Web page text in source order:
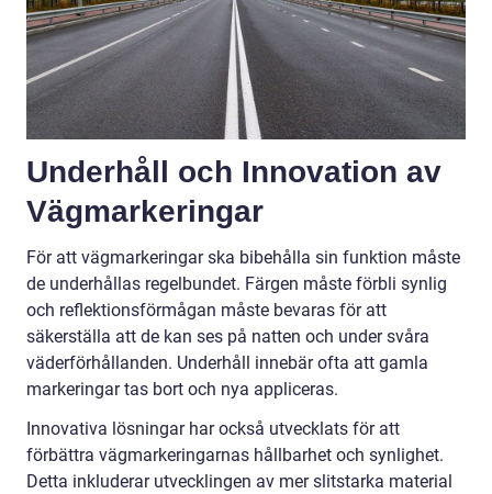
Underhåll och Innovation av
Vägmarkeringar
För att vägmarkeringar ska bibehålla sin funktion måste
de underhållas regelbundet. Färgen måste förbli synlig
och reflektionsförmågan måste bevaras för att
säkerställa att de kan ses på natten och under svåra
väderförhållanden. Underhåll innebär ofta att gamla
markeringar tas bort och nya appliceras.
Innovativa lösningar har också utvecklats för att
förbättra vägmarkeringarnas hållbarhet och synlighet.
Detta inkluderar utvecklingen av mer slitstarka material